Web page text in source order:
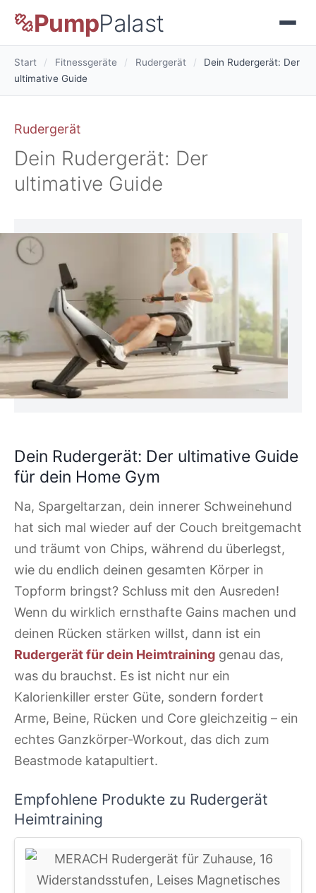
PumpPalast
Start / Fitnessgeräte / Rudergerät /
Dein Rudergerät: Der
ultimative Guide
Rudergerät
Dein Rudergerät: Der
ultimative Guide
Dein Rudergerät: Der ultimative Guide
für dein Home Gym
Na, Spargeltarzan, dein innerer Schweinehund
hat sich mal wieder auf der Couch breitgemacht
und träumt von Chips, während du überlegst,
wie du endlich deinen gesamten Körper in
Topform bringst? Schluss mit den Ausreden!
Wenn du wirklich ernsthafte Gains machen und
deinen Rücken stärken willst, dann ist ein
Rudergerät für dein Heimtraining genau das,
was du brauchst. Es ist nicht nur ein
Kalorienkiller erster Güte, sondern fordert
Arme, Beine, Rücken und Core gleichzeitig – ein
echtes Ganzkörper-Workout, das dich zum
Beastmode katapultiert.
Empfohlene Produkte zu Rudergerät
Heimtraining